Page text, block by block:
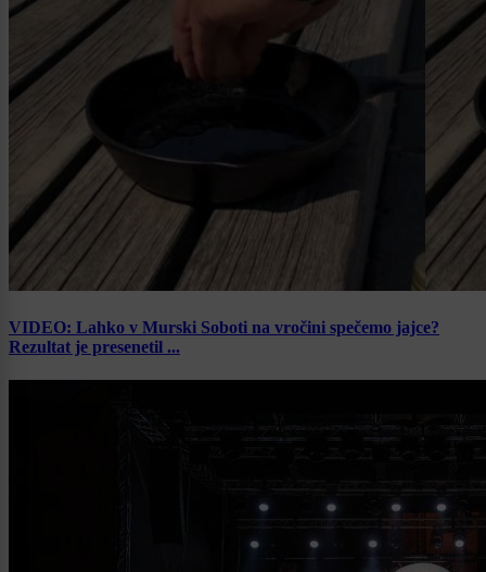
VIDEO: Lahko v Murski Soboti na vročini spečemo jajce?
Rezultat je presenetil ...